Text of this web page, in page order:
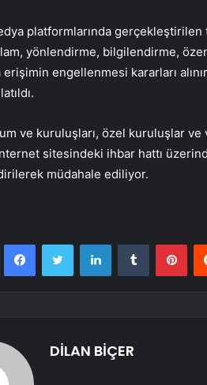
platformlarında
yönlendirme, bilgilendirme,
engellenmesi kararları
ve kuruluşları, özel kuruluşlar
sitesindeki ihbar hattı
müdahale ediliyor.
FacebookTwitter LinkedInTumblr
DİLAN BİÇER